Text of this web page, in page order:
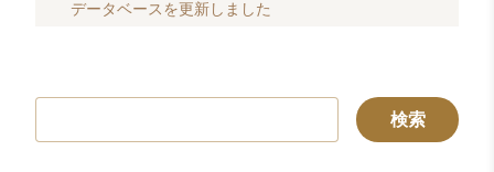
データベースを更新しました